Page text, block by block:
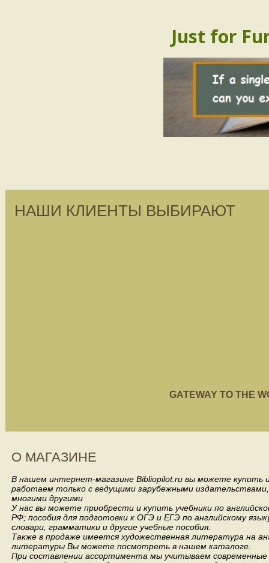
Just for
НАШИ КЛИЕНТЫ ВЫБИРАЮТ
GATEWAY TO THE
О МАГАЗИНЕ
В нашем интернет-магазине Bibliopilot.ru вы можете купить
работаем только с ведущими зарубежными издательствами,
многими другими
У нас вы можете приобрести и купить учебники по
РФ; пособия для подготовки к ОГЭ и ЕГЭ по английскому
словари, грамматики и другие учебные пособия.
Также в продаже имеется художественная литература на
литературы Вы можете посмотреть в нашем каталоге.
При составлении ассортимента мы учитываем